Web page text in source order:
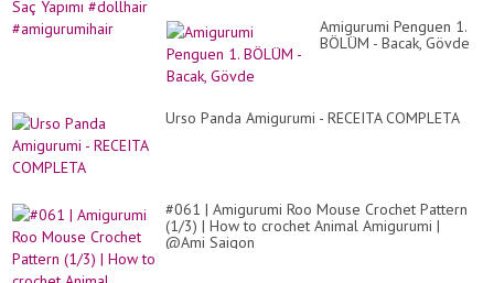
Amigurumi Penguen 1.
BÖLÜM - Bacak, Gövde
Urso Panda Amigurumi - RECEITA COMPLETA
#061 | Amigurumi Roo Mouse Crochet Pattern
(1/3) | How to crochet Animal Amigurumi |
@Ami Saigon